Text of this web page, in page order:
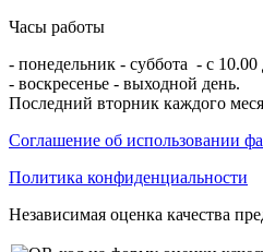
Часы работы
- понедельник - суббота - с 10.00
- воскресенье - выходной день.
Последний вторник каждого
Соглашение об использовании
Политика конфиденциальности
Независимая оценка качества